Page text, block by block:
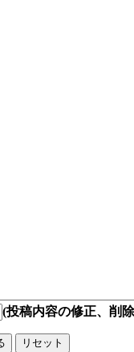
(投稿内容の修正、削